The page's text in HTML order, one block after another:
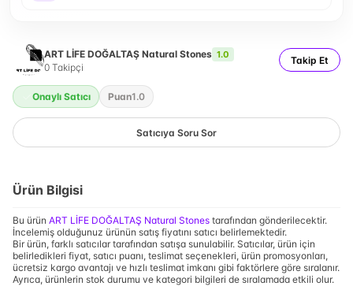
ART LİFE DOĞALTAŞ Natural Stones 1.0
0 Takipçi
Takip Et
Onaylı Satıcı Puan1.0
Satıcıya Soru Sor
Ürün Bilgisi
Bu ürün ART LİFE DOĞALTAŞ Natural Stones tarafından gönderilecektir.
İncelemiş olduğunuz ürünün satış fiyatını satıcı belirlemektedir.
Bir ürün, farklı satıcılar tarafından satışa sunulabilir. Satıcılar, ürün için
belirledikleri fiyat, satıcı puanı, teslimat seçenekleri, ürün promosyonları,
ücretsiz kargo avantajı ve hızlı teslimat imkanı gibi faktörlere göre sıralanır.
Ayrıca, ürünlerin stok durumu ve kategori bilgileri de sıralamada etkili olur.